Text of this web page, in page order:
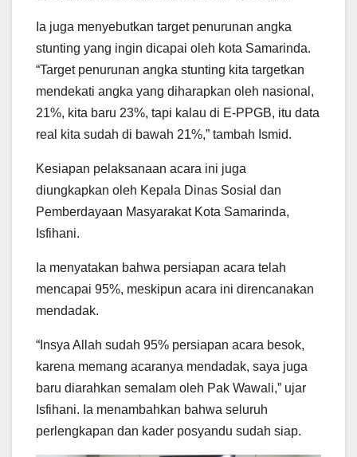
Ia juga menyebutkan target penurunan angka
stunting yang ingin dicapai oleh kota Samarinda.
“Target penurunan angka stunting kita targetkan
mendekati angka yang diharapkan oleh nasional,
21%, kita baru 23%, tapi kalau di E-PPGB, itu data
real kita sudah di bawah 21%,” tambah Ismid.
Kesiapan pelaksanaan acara ini juga
diungkapkan oleh Kepala Dinas Sosial dan
Pemberdayaan Masyarakat Kota Samarinda,
Isfihani.
Ia menyatakan bahwa persiapan acara telah
mencapai 95%, meskipun acara ini direncanakan
mendadak.
“Insya Allah sudah 95% persiapan acara besok,
karena memang acaranya mendadak, saya juga
baru diarahkan semalam oleh Pak Wawali,” ujar
Isfihani. Ia menambahkan bahwa seluruh
perlengkapan dan kader posyandu sudah siap.